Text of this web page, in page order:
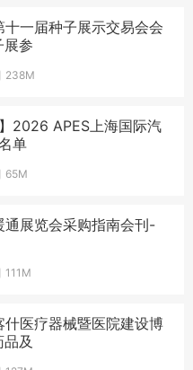
一届种子展示交易会会
展参
238M
】2026 APES上海国际汽
单
65M
展览会采购指南会刊-
111M
医疗器械暨医院建设博
及